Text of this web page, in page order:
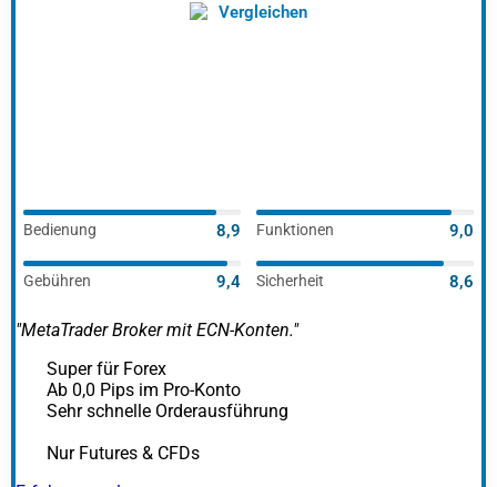
Vergleichen
Bedienung 8,9 Funktionen 9,0
Gebühren 9,4 Sicherheit 8,6
"MetaTrader Broker mit ECN-Konten."
Super für Forex
Ab 0,0 Pips im Pro-Konto
Sehr schnelle Orderausführung
Nur Futures & CFDs